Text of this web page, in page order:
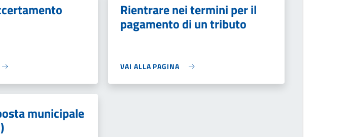
Rientrare nei termini per il
pagamento di un tributo
VAI ALLA PAGINA
municipale